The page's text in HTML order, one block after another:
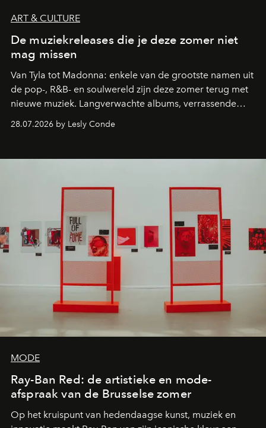
ART & CULTURE
De muziekreleases die je deze zomer niet
mag missen
Van Tyla tot Madonna: enkele van de grootste namen uit
de pop-, R&B- en soulwereld zijn deze zomer terug met
nieuwe muziek. Langverwachte albums, verrassende
comebacks en veelbelovende nieuwe projecten: dit zijn
de releases die je niet mag missen.
28.07.2026 by Lesly Conde
MODE
Ray-Ban Red: de artistieke en mode-
afspraak van de Brusselse zomer
Op het kruispunt van hedendaagse kunst, muziek en